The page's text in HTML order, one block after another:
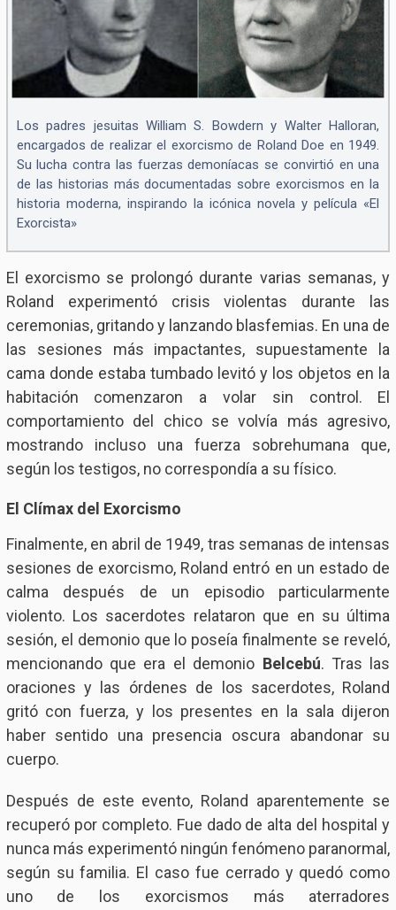
Los padres jesuitas William S. Bowdern y Walter Halloran,
encargados de realizar el exorcismo de Roland Doe en 1949.
Su lucha contra las fuerzas demoníacas se convirtió en una
de las historias más documentadas sobre exorcismos en la
historia moderna, inspirando la icónica novela y película «El
Exorcista»
El exorcismo se prolongó durante varias semanas, y
Roland experimentó crisis violentas durante las
ceremonias, gritando y lanzando blasfemias. En una de
las sesiones más impactantes, supuestamente la
cama donde estaba tumbado levitó y los objetos en la
habitación comenzaron a volar sin control. El
comportamiento del chico se volvía más agresivo,
mostrando incluso una fuerza sobrehumana que,
según los testigos, no correspondía a su físico.
El Clímax del Exorcismo
Finalmente, en abril de 1949, tras semanas de intensas
sesiones de exorcismo, Roland entró en un estado de
calma después de un episodio particularmente
violento. Los sacerdotes relataron que en su última
sesión, el demonio que lo poseía finalmente se reveló,
mencionando que era el demonio Belcebú. Tras las
oraciones y las órdenes de los sacerdotes, Roland
gritó con fuerza, y los presentes en la sala dijeron
haber sentido una presencia oscura abandonar su
cuerpo.
Después de este evento, Roland aparentemente se
recuperó por completo. Fue dado de alta del hospital y
nunca más experimentó ningún fenómeno paranormal,
según su familia. El caso fue cerrado y quedó como
uno de los exorcismos más aterradores